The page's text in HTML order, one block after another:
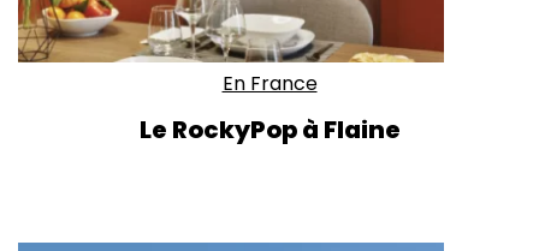
En France
Le RockyPop à Flaine